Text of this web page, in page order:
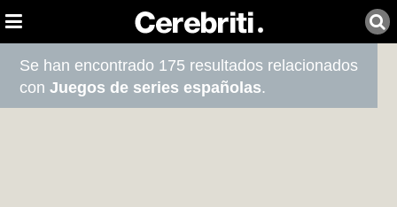
Se han encontrado 175 resultados relacionados
conJuegos de series españolas.